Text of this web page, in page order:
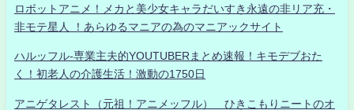
ロボットアニメ！メカと美少女キャラだいすき永遠の非リア充・
非モテ星人 ！あらゆるマニアの為のマニアックサイト
ハルッフル-専業主夫的YOUTUBERまとめ速報！キモデブおた
く！初老人の介護生活！激動の1750日
アニゲタレスト（元祖！アニメッフル） ひきこもりニートのオ